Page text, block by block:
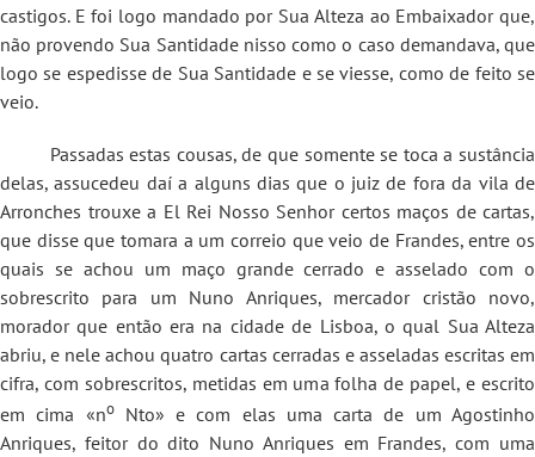
castigos. E foi logo mandado por Sua Alteza ao Embaixador que,
não provendo Sua Santidade nisso como o caso demandava, que
logo se espedisse de Sua Santidade e se viesse, como de feito se
veio.
Passadas estas cousas, de que somente se toca a sustância
delas, assucedeu daí a alguns dias que o juiz de fora da vila de
Arronches trouxe a El Rei Nosso Senhor certos maços de cartas,
que disse que tomara a um correio que veio de Frandes, entre os
quais se achou um maço grande cerrado e asselado com o
sobrescrito para um Nuno Anriques, mercador cristão novo,
morador que então era na cidade de Lisboa, o qual Sua Alteza
abriu, e nele achou quatro cartas cerradas e asseladas escritas em
cifra, com sobrescritos, metidas em uma folha de papel, e escrito
em cima «noNto» e com elas uma carta de um Agostinho
Anriques, feitor do dito Nuno Anriques em Frandes, com uma